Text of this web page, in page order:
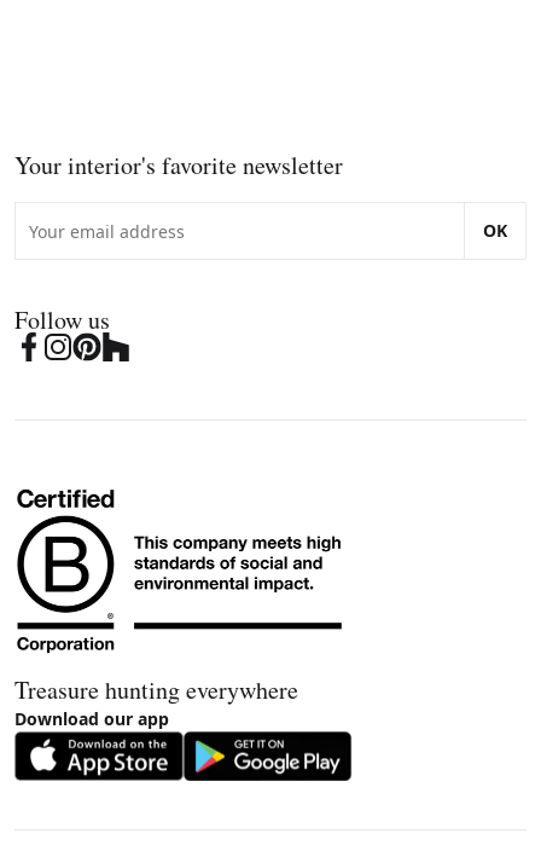
Your interior's favorite newsletter
OK
Follow us
Treasure hunting everywhere
Download our app